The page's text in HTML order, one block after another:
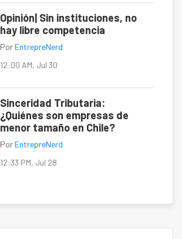
Opinión| Sin instituciones, no
hay libre competencia
Por EntrepreNerd
12:00 AM, Jul 30
Sinceridad Tributaria:
¿Quiénes son empresas de
menor tamaño en Chile?
Por EntrepreNerd
12:33 PM, Jul 28